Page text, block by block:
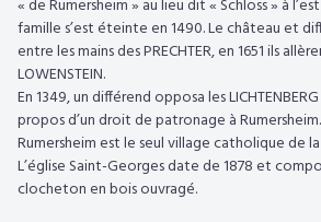
« de Rumersheim » au lieu dit « Schloss » à
famille s’est éteinte en 1490. Le château et
entre les mains des PRECHTER, en 1651 ils
LOWENSTEIN.
En 1349, un différend opposa les
propos d’un droit de patronage à Rumersheim.
Rumersheim est le seul village catholique de
L’église Saint-Georges date de 1878 et
clocheton en bois ouvragé.